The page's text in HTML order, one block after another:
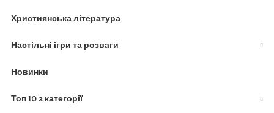
Християнська література
Настільні ігри та розваги
Новинки
Топ 10 з категорії